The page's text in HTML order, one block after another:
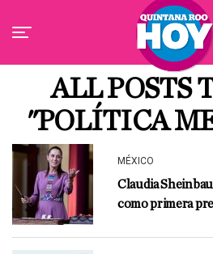
ALL POSTS
"POLÍTICA
MÉXICO
Claudia
como primera